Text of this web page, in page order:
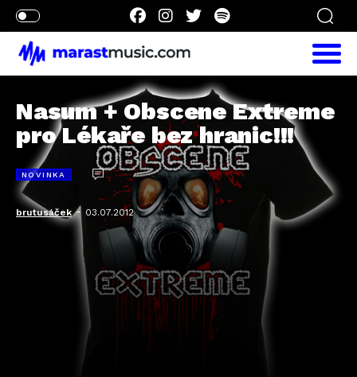
Nasum + Obscene Extreme
pro Lékaře bez hranic!!!
NOVINKA
brutusáček- 03.07.2012